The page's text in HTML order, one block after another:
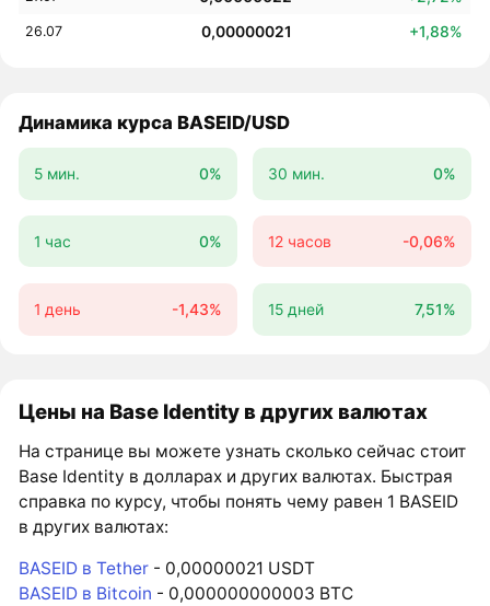
26.07 0,00000021 +1,88%
Динамика курса BASEID/USD
5 мин. 0% 30 мин. 0%
1 час 0% 12 часов -0,06%
1 день -1,43% 15 дней 7,51%
Цены на Base Identity в других валютах
На странице вы можете узнать сколько сейчас стоит
Base Identity в долларах и других валютах. Быстрая
справка по курсу, чтобы понять чему равен 1 BASEID
в других валютах:
BASEID в Tether - 0,00000021 USDT
BASEID в Bitcoin - 0,000000000003 BTC